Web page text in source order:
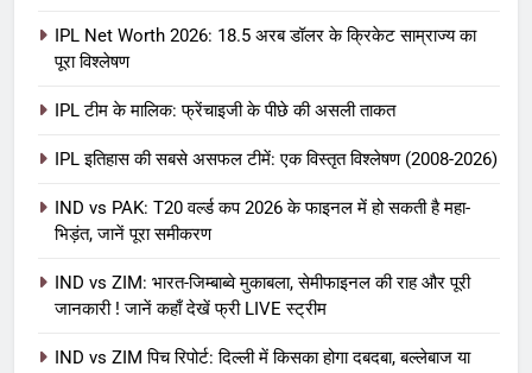
IPL Net Worth 2026: 18.5 अरब डॉलर के क्रिकेट साम्राज्य का
पूरा विश्लेषण
IPL टीम के मालिक: फ्रेंचाइजी के पीछे की असली ताकत
IPL इतिहास की सबसे असफल टीमें: एक विस्तृत विश्लेषण (2008-2026)
IND vs PAK: T20 वर्ल्ड कप 2026 के फाइनल में हो सकती है महा-
भिड़ंत, जानें पूरा समीकरण
IND vs ZIM: भारत-जिम्बाब्वे मुकाबला, सेमीफाइनल की राह और पूरी
जानकारी ! जानें कहाँ देखें फ्री LIVE स्ट्रीम
IND vs ZIM पिच रिपोर्ट: दिल्ली में किसका होगा दबदबा, बल्लेबाज या
IPL Net Worth 2026: 18.5 अरब डॉलर
आईपीएल 2026 क्रिकेट
IPL टीम के मालिक: फ्रेंचाइजी के पीछे की
असली ताकत
आईपीएल 2026 क्रिकेट
IPL इतिहास की सबसे असफल टीमें: एक